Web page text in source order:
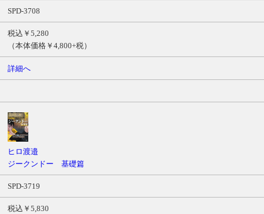
SPD-3708
税込￥5,280
（本体価格￥4,800+税）
詳細へ
ヒロ渡邉
ジークンドー 基礎篇
SPD-3719
税込￥5,830